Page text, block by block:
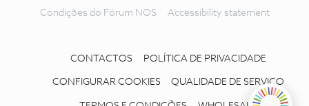
Condições do Fórum NOS Accessibility statement
CONTACTOS POLÍTICA DE PRIVACIDADE
CONFIGURAR COOKIES QUALIDADE DE SERVIÇO